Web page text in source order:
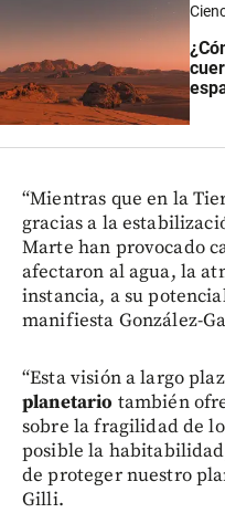
“Mientras que en la
gracias a la
Marte han provocado
afectaron al agua, la
instancia, a su
manifiesta González-
“Esta visión a largo
planetario también
sobre la fragilidad de
posible la
de proteger nuestro
Gilli.